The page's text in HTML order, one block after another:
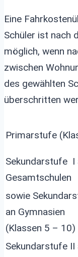
Eine
Schüler ist nach
möglich, wenn
zwischen
des gewählten
überschritten
Primarstufe
Sekundarstufe I
Gesamtschulen
sowie
an Gymnasien
(Klassen 5 – 10)
Sekundarstufe II